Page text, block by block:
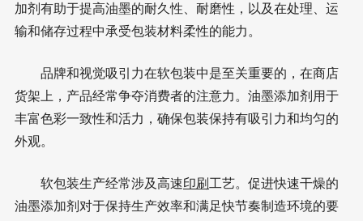
加剂有助于提高油墨的耐久性、耐磨性，以及在处理、运
输和储存过程中承受包装材料柔性的能力。
品牌和视觉吸引力在软包装中是至关重要的，在商店
货架上，产品经常争夺消费者的注意力。油墨添加剂用于
丰富色彩一致性和活力，确保包装保持有吸引力和均匀的
外观。
软包装生产经常涉及高速印刷 工艺。促进快速干燥的
油墨添加剂对于保持生产效率和满足快节奏制造环境的要